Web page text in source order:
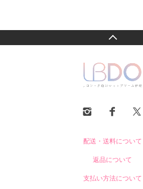
配送・送料について
返品について
支払い方法について